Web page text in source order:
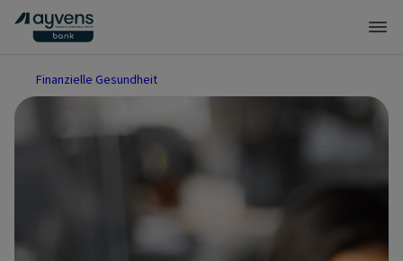
Finanzielle Gesundheit